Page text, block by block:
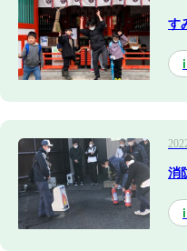
す
消